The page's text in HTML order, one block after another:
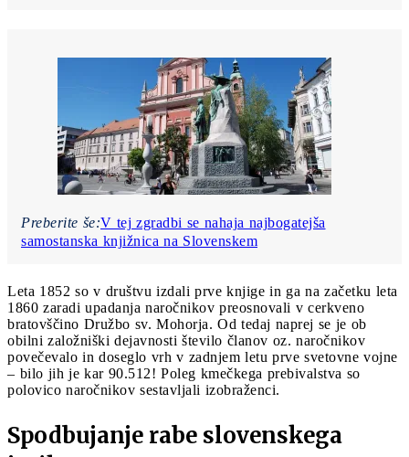
Preberite še:V tej zgradbi se nahaja najbogatejša
samostanska knjižnica na Slovenskem
Leta 1852 so v društvu izdali prve knjige in ga na začetku leta
1860 zaradi upadanja naročnikov preosnovali v cerkveno
bratovščino Družbo sv. Mohorja. Od tedaj naprej se je ob
obilni založniški dejavnosti število članov oz. naročnikov
povečevalo in doseglo vrh v zadnjem letu prve svetovne vojne
– bilo jih je kar 90.512! Poleg kmečkega prebivalstva so
polovico naročnikov sestavljali izobraženci.
Spodbujanje rabe slovenskega